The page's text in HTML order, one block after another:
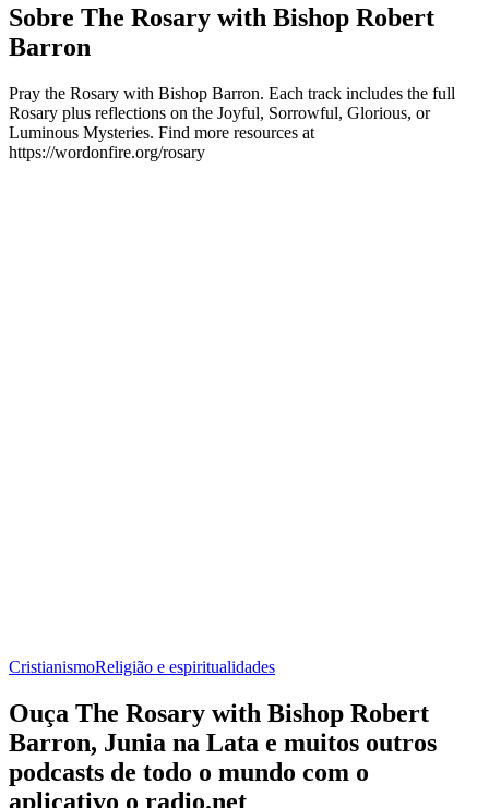
Sobre The Rosary with Bishop Robert
Barron
Pray the Rosary with Bishop Barron. Each track includes the full
Rosary plus reflections on the Joyful, Sorrowful, Glorious, or
Luminous Mysteries. Find more resources at
https://wordonfire.org/rosary
CristianismoReligião e espiritualidades
Ouça The Rosary with Bishop Robert
Barron, Junia na Lata e muitos outros
podcasts de todo o mundo com o
aplicativo o radio.net